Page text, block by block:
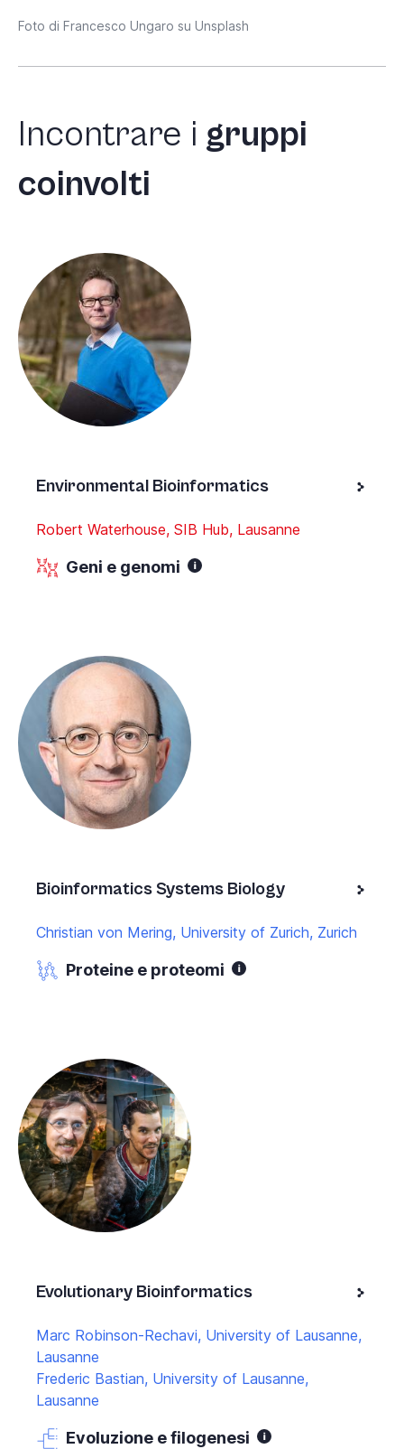
Foto di Francesco Ungaro su Unsplash
Incontrare i gruppi
coinvolti
Environmental Bioinformatics
Robert Waterhouse, SIB Hub, Lausanne
Geni e genomi
Bioinformatics Systems Biology
Christian von Mering, University of Zurich, Zurich
Proteine e proteomi
Evolutionary Bioinformatics
Marc Robinson-Rechavi, University of Lausanne,
Lausanne
Frederic Bastian, University of Lausanne,
Lausanne
Evoluzione e filogenesi